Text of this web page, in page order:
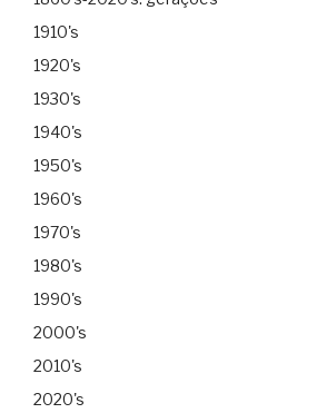
1910's
1920's
1930's
1940's
1950's
1960's
1970's
1980's
1990's
2000's
2010's
2020's